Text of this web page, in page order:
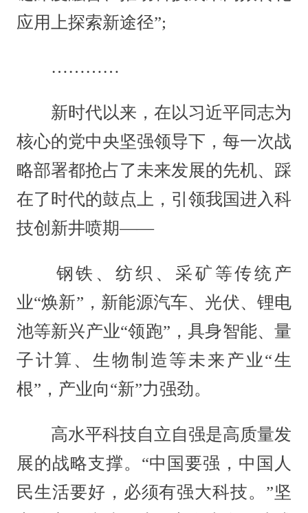
应用上探索新途径”;
…………
新时代以来，在以习近平同志为
核心的党中央坚强领导下，每一次战
略部署都抢占了未来发展的先机、踩
在了时代的鼓点上，引领我国进入科
技创新井喷期——
钢铁、纺织、采矿等传统产
业“焕新”，新能源汽车、光伏、锂电
池等新兴产业“领跑”，具身智能、量
子计算、生物制造等未来产业“生
根”，产业向“新”力强劲。
高水平科技自立自强是高质量发
展的战略支撑。“中国要强，中国人
民生活要好，必须有强大科技。”坚